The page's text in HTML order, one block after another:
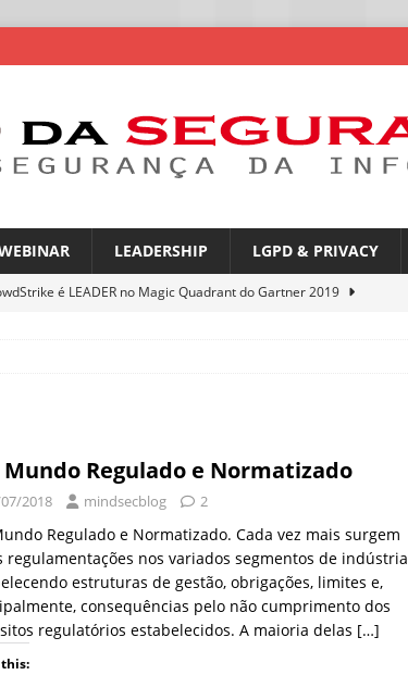
LEADERSHIP LGPD & PRIVACY
é LEADER no Magic Quadrant do Gartner 2019
promessas de emprego na Meta, Disney, Coca-Cola e Spotify
guardrails, a autonomia da IA se torna um risco
NOTÍCIAS
taxa de sucesso de phishing para 54% NOTÍCIAS
Mundo Regulado e Normatizado
2018 mindsecblog 2
Regulado e Normatizado. Cada vez mais surgem
regulamentações nos variados segmentos de indústria
estruturas de gestão, obrigações, limites e,
consequências pelo não cumprimento dos
regulatórios estabelecidos. A maioria delas […]